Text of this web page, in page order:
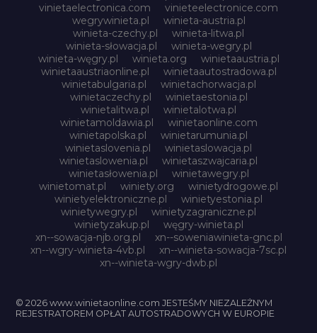
vinietaelectronica.com
vinieteelectronice.com
wegrywinieta.pl
winieta-austria.pl
winieta-czechy.pl
winieta-litwa.pl
winieta-słowacja.pl
winieta-wegry.pl
winieta-węgry.pl
winieta.org
winietaaustria.pl
winietaaustriaonline.pl
winietaautostradowa.pl
winietabulgaria.pl
winietachorwacja.pl
winietaczechy.pl
winietaestonia.pl
winietalitwa.pl
winietalotwa.pl
winietamoldawia.pl
winietaonline.com
winietapolska.pl
winietarumunia.pl
winietaslovenia.pl
winietaslowacja.pl
winietaslowenia.pl
winietaszwajcaria.pl
winietasłowenia.pl
winietawegry.pl
winietomat.pl
winiety.org
winietydrogowe.pl
winietyelektroniczne.pl
winietyestonia.pl
winietywegry.pl
winietyzagraniczne.pl
winietyzakup.pl
węgry-winieta.pl
xn--sowacja-njb.org.pl
xn--soweniawinieta-gnc.pl
xn--wgry-winieta-4vb.pl
xn--winieta-sowacja-7sc.pl
xn--winieta-wgry-dwb.pl
© 2026 www.winietaonline.com JESTEŚMY NIEZALEŻNYM
REJESTRATOREM OPŁAT AUTOSTRADOWYCH W EUROPIE